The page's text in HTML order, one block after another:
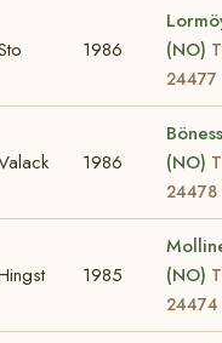
1986
(NO)
24477
1986
(NO)
24478
1985
(NO)
24474